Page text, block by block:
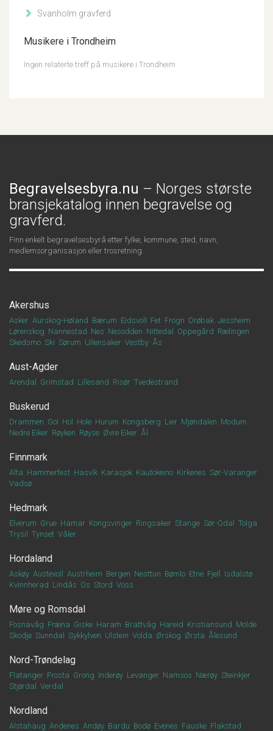
Svanholm gravferd
Musikere i Trondheim
Ingen relaterte treff på musikere i Trondheim
Begravelsesbyra.nu – Norges største
bransjekatalog innen begravelse og
gravferd.
Finn enkelt begravelsesbyrå etter fylke, kommune, sted, navn,
medlemsorganisasjon eller trosretning.
Akershus
Asker Aurskog-Høland Bærum Eidsvoll Fet Frogn Drøbak Jessheim
Lørenskog Nannestad Nes Nesodden Nittedal Oppegård Rælingen
Skedsmo Ski Sørum Ullensaker Vestby Ås
Aust-Agder
Arendal Grimstad Lillesand Risør Tvedestrand
Buskerud
Drammen Gol Hol Hole Hurum Kongsberg Lier Mjøndalen Modum
Nedre Eiker Røyken Røyse Øvre Eiker Ål
Finnmark
Alta Hammerfest Hasvik Karasjok Kautokeino Kirkenes Sør-Varanger
Vadsø
Hedmark
Elverum Grue Hamar Kongsvinger Ringsaker Stange Sør-Odal
Tolga
Trysil
Tynset Våler
Hordaland
Askøy Austevoll Austrheim Bergen Nesttun Bømlo Etne Fjell
Isdalstø
Kvinnherad Lindås Os Stord Voss
Møre og Romsdal
Fosnavåg Fræna Giske Haram Brattvåg Hareid Kristiansund Molde
Skodje Sunndal Sykkylven Ulstein Volda Ørskog Ørsta Ålesund
Nord-Trøndelag
Flatanger Frosta Grong Inderøy Levanger Namsos Nærøy Steinkjer
Stjørdal
Verdal
Nordland
Alstahaug Andenes Andøy Bardu Bodø Evenes Fauske Flakstad